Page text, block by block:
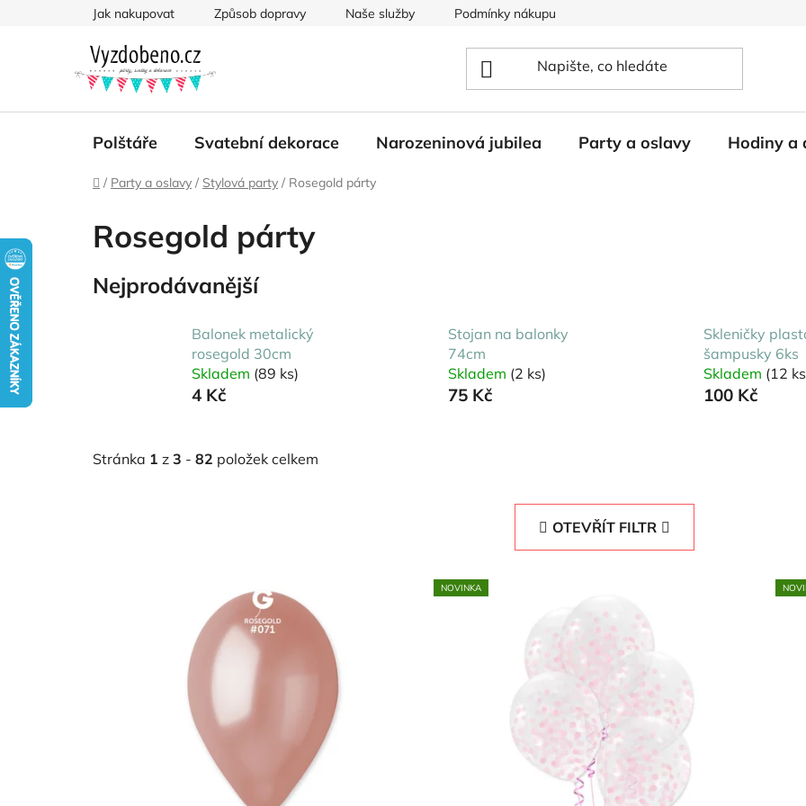
Jak nakupovat Způsob dopravy Naše služby Podmínky nákupu
Polštáře Svatební dekorace Narozeninová jubilea Party a oslavy Hodiny a
Domů
/ Party a oslavy / Stylová party / Rosegold párty
Rosegold párty
Nejprodávanější
Balonek metalický
rosegold 30cm
Skladem (89 ks)
4 Kč
Stojan na balonky
74cm
Skladem (2 ks)
75 Kč
Skleničky
šampusky 6ks
Skladem (12
100 Kč
Stránka 1 z 3 - 82 položek celkem
OTEVŘÍT FILTR
NOVINKA